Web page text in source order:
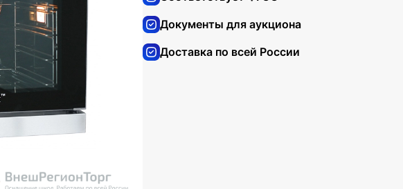
Документы для аукциона
Доставка по всей России